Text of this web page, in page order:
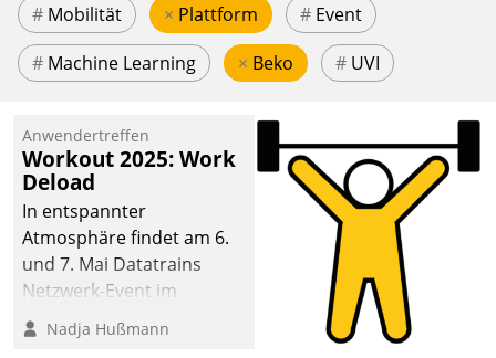
# Mobilität × Plattform # Event
# Machine Learning × Beko # UVI
Anwendertreffen
Workout 2025: Work
Deload
In entspannter
Atmosphäre findet am 6.
und 7. Mai Datatrains
Netzwerk-Event im
Kunden- und Partnerkreis
statt. Zentrale Frage: Wie
Nadja Hußmann